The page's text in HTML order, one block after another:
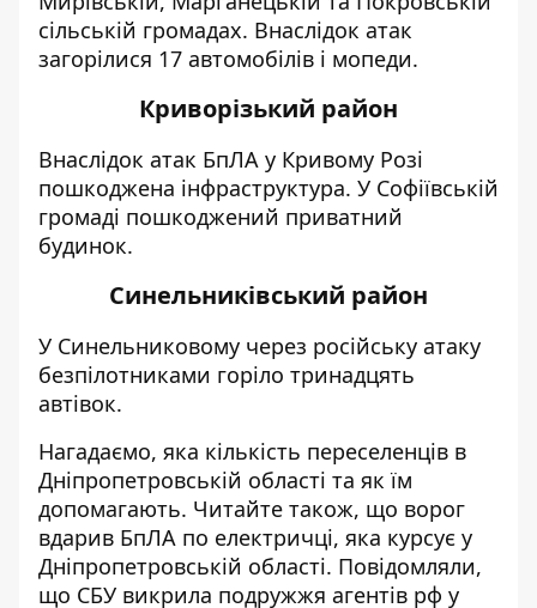
сільській громадах. Внаслідок атак
загорілися 17 автомобілів і мопеди.
Криворізький район
Внаслідок атак БпЛА у Кривому Розі
пошкоджена інфраструктура. У Софіївській
громаді пошкоджений приватний
будинок.
Синельниківський район
У Синельниковому через російську атаку
безпілотниками горіло тринадцять
автівок.
Нагадаємо, яка кількість переселенців в
Дніпропетровській області та як їм
допомагають. Читайте також, що ворог
вдарив БпЛА по електричці, яка курсує у
Дніпропетровській області. Повідомляли,
що СБУ викрила подружжя агентів рф у